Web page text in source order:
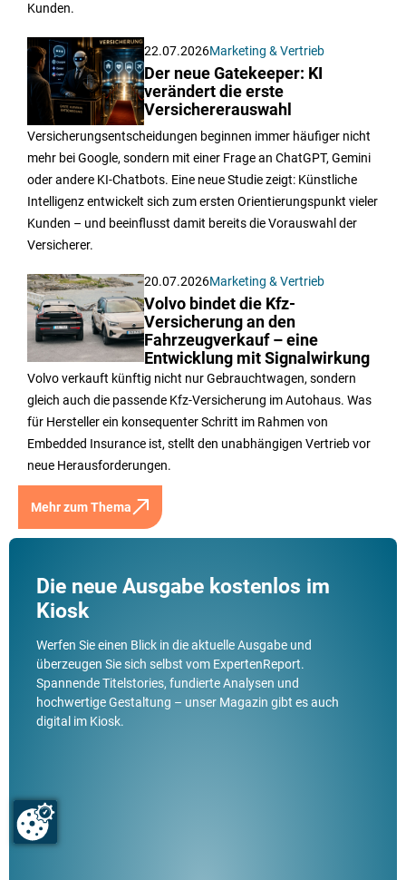
Kunden.
22.07.2026Marketing & Vertrieb
Der neue Gatekeeper: KI
verändert die erste
Versichererauswahl
Versicherungsentscheidungen beginnen immer häufiger nicht
mehr bei Google, sondern mit einer Frage an ChatGPT, Gemini
oder andere KI-Chatbots. Eine neue Studie zeigt: Künstliche
Intelligenz entwickelt sich zum ersten Orientierungspunkt vieler
Kunden – und beeinflusst damit bereits die Vorauswahl der
Versicherer.
20.07.2026Marketing & Vertrieb
Volvo bindet die Kfz-
Versicherung an den
Fahrzeugverkauf – eine
Entwicklung mit Signalwirkung
Volvo verkauft künftig nicht nur Gebrauchtwagen, sondern
gleich auch die passende Kfz-Versicherung im Autohaus. Was
für Hersteller ein konsequenter Schritt im Rahmen von
Embedded Insurance ist, stellt den unabhängigen Vertrieb vor
neue Herausforderungen.
Mehr zum Thema
Die neue Ausgabe kostenlos im
Kiosk
Werfen Sie einen Blick in die aktuelle Ausgabe und
überzeugen Sie sich selbst vom ExpertenReport.
Spannende Titelstories, fundierte Analysen und
hochwertige Gestaltung – unser Magazin gibt es auch
digital im Kiosk.